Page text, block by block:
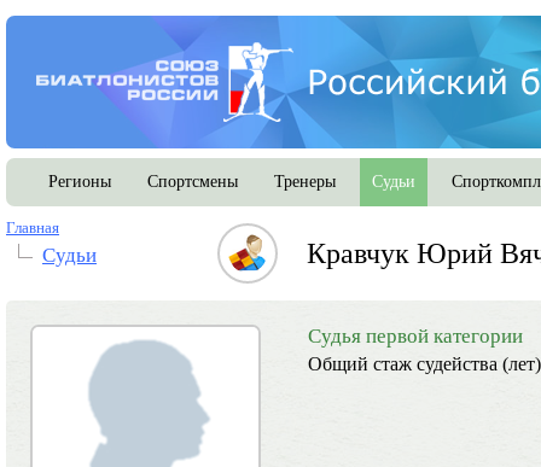
Регионы Спортсмены Тренеры Судьи
Главная
Судьи Кравчук Юрий
Судья первой категории
Общий стаж судейства